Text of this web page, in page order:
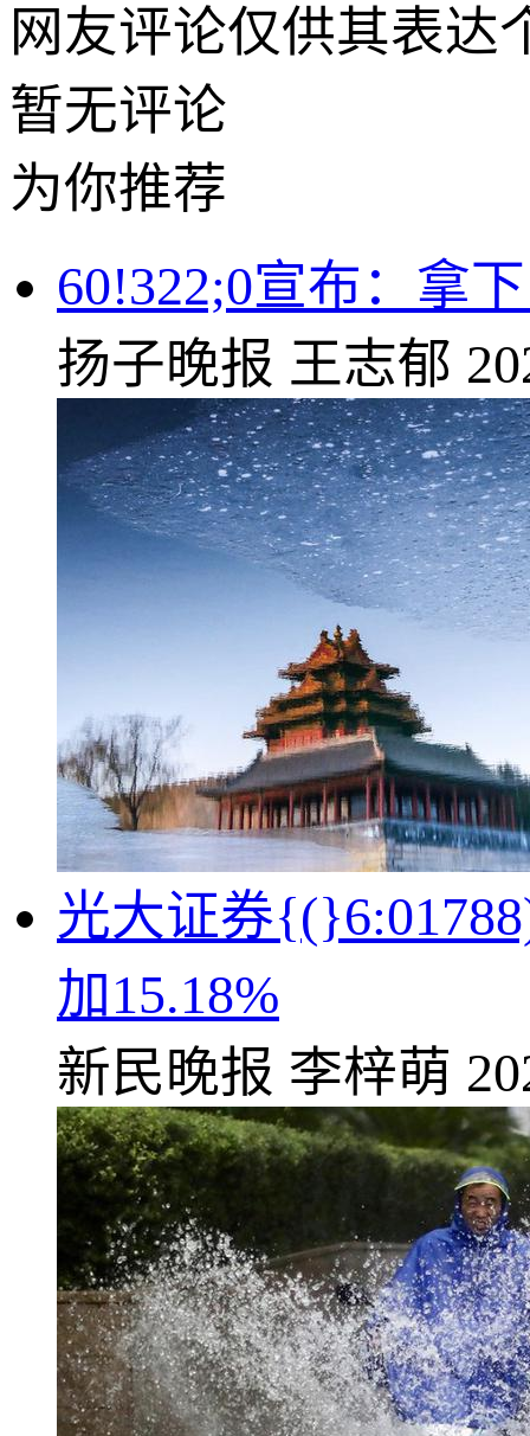
网友评论仅供其表达
暂无评论
为你推荐
60!322;0宣布：拿
扬子晚报 王志郁
光大证券
加15.18%
新民晚报 李梓萌